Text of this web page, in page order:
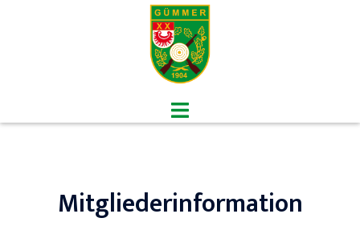
Menü
umschalten
Mitgliederinformation